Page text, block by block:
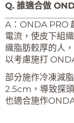
Q. 誰適合做
A： ONDA PRO
電流，使皮下組
織脂肪較厚的人
以考慮施打
部分施作冷凍減
2.5cm，導致探
也適合施作